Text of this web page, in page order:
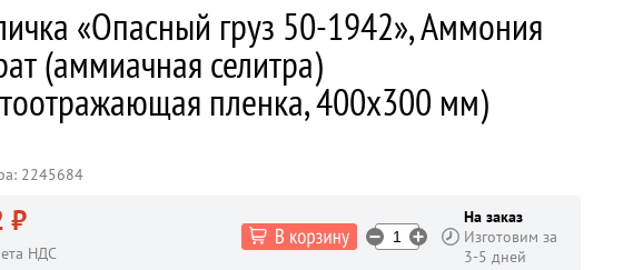
«Опасный груз 50-1942», Аммония
(аммиачная селитра)
пленка, 400х300 мм)
2245684
₽
НДС
На заказ
Изготовим за
3-5 дней